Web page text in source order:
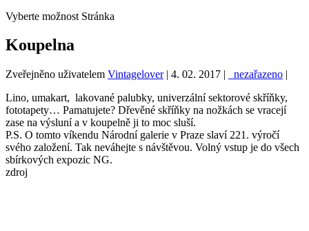
Vyberte možnost Stránka
Koupelna
Zveřejněno uživatelem Vintagelover| 4. 02. 2017 | _nezařazeno |
Lino, umakart, lakované palubky, univerzální sektorové skříňky,
fototapety… Pamatujete? Dřevěné skříňky na nožkách se vracejí
zase na výsluní a v koupelně ji to moc sluší.
P.S. O tomto víkendu Národní galerie v Praze slaví 221. výročí
svého založení. Tak neváhejte s návštěvou. Volný vstup je do všech
sbírkových expozic NG.
zdroj